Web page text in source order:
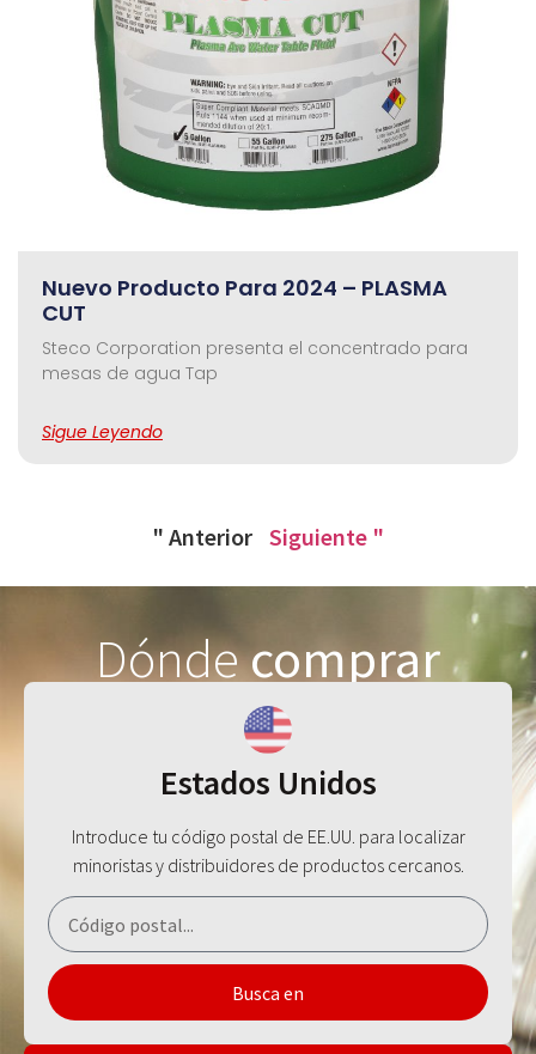
Nuevo Producto Para 2024 – PLASMA
CUT
Steco Corporation presenta el concentrado para
mesas de agua Tap
Sigue Leyendo
" Anterior Siguiente "
Dóndecomprar
Estados Unidos
Introduce tu código postal de EE.UU. para localizar
minoristas y distribuidores de productos cercanos.
Busca en